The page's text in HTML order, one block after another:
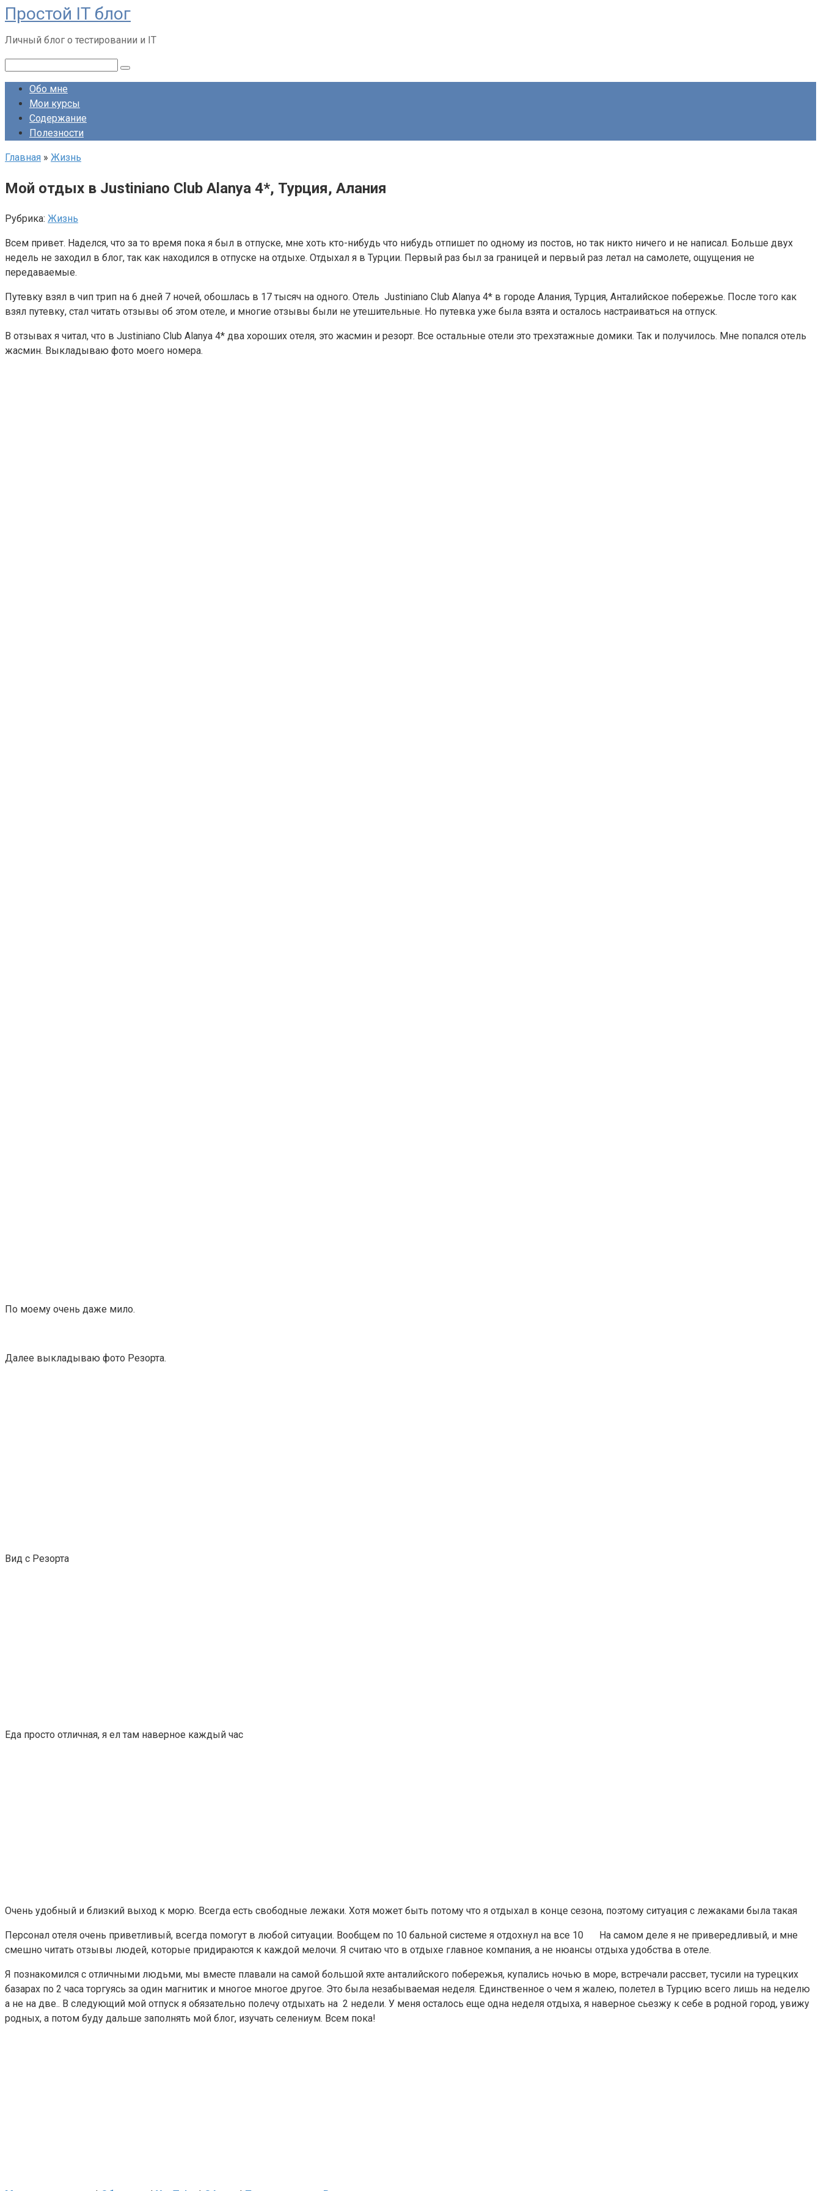
Перейти
к
контенту
Простой IT блог
Личный блог о тестировании и IT
Обо мне
Мои курсы
Содержание
Полезности
Главная » Жизнь
Мой отдых в Justiniano Club Alanya 4*, Турция, Алания
Рубрика: Жизнь
Всем привет. Наделся, что за то время пока я был в отпуске, мне хоть кто-нибудь что нибудь отпишет по одному из постов, но так никто ничего и не написал. Больше двух
недель не заходил в блог, так как находился в отпуске на отдыхе. Отдыхал я в Турции. Первый раз был за границей и первый раз летал на самолете, ощущения не
передаваемые.
Путевку взял в чип трип на 6 дней 7 ночей, обошлась в 17 тысяч на одного. Отель Justiniano Club Alanya 4* в городе Алания, Турция, Анталийское побережье. После того как
взял путевку, стал читать отзывы об этом отеле, и многие отзывы были не утешительные. Но путевка уже была взята и осталось настраиваться на отпуск.
В отзывах я читал, что в Justiniano Club Alanya 4* два хороших отеля, это жасмин и резорт. Все остальные отели это трехэтажные домики. Так и получилось. Мне попался отель
жасмин. Выкладываю фото моего номера.
По моему очень даже мило.
Далее выкладываю фото Резорта.
Вид с Резорта
Еда просто отличная, я ел там наверное каждый час
Очень удобный и близкий выход к морю. Всегда есть свободные лежаки. Хотя может быть потому что я отдыхал в конце сезона, поэтому ситуация с лежаками была такая
Персонал отеля очень приветливый, всегда помогут в любой ситуации. Вообщем по 10 бальной системе я отдохнул на все 10
На самом деле я не привередливый, и мне
смешно читать отзывы людей, которые придираются к каждой мелочи. Я считаю что в отдыхе главное компания, а не нюансы отдыха удобства в отеле.
Я познакомился с отличными людьми, мы вместе плавали на самой большой яхте анталийского побережья, купались ночью в море, встречали рассвет, тусили на турецких
базарах по 2 часа торгуясь за один магнитик и многое многое другое. Это была незабываемая неделя. Единственное о чем я жалею, полетел в Турцию всего лишь на неделю
а не на две.. В следующий мой отпуск я обязательно полечу отдыхать на 2 недели. У меня осталось еще одна неделя отдыха, я наверное сьезжу к себе в родной город, увижу
родных, а потом буду дальше заполнять мой блог, изучать селениум. Всем пока!